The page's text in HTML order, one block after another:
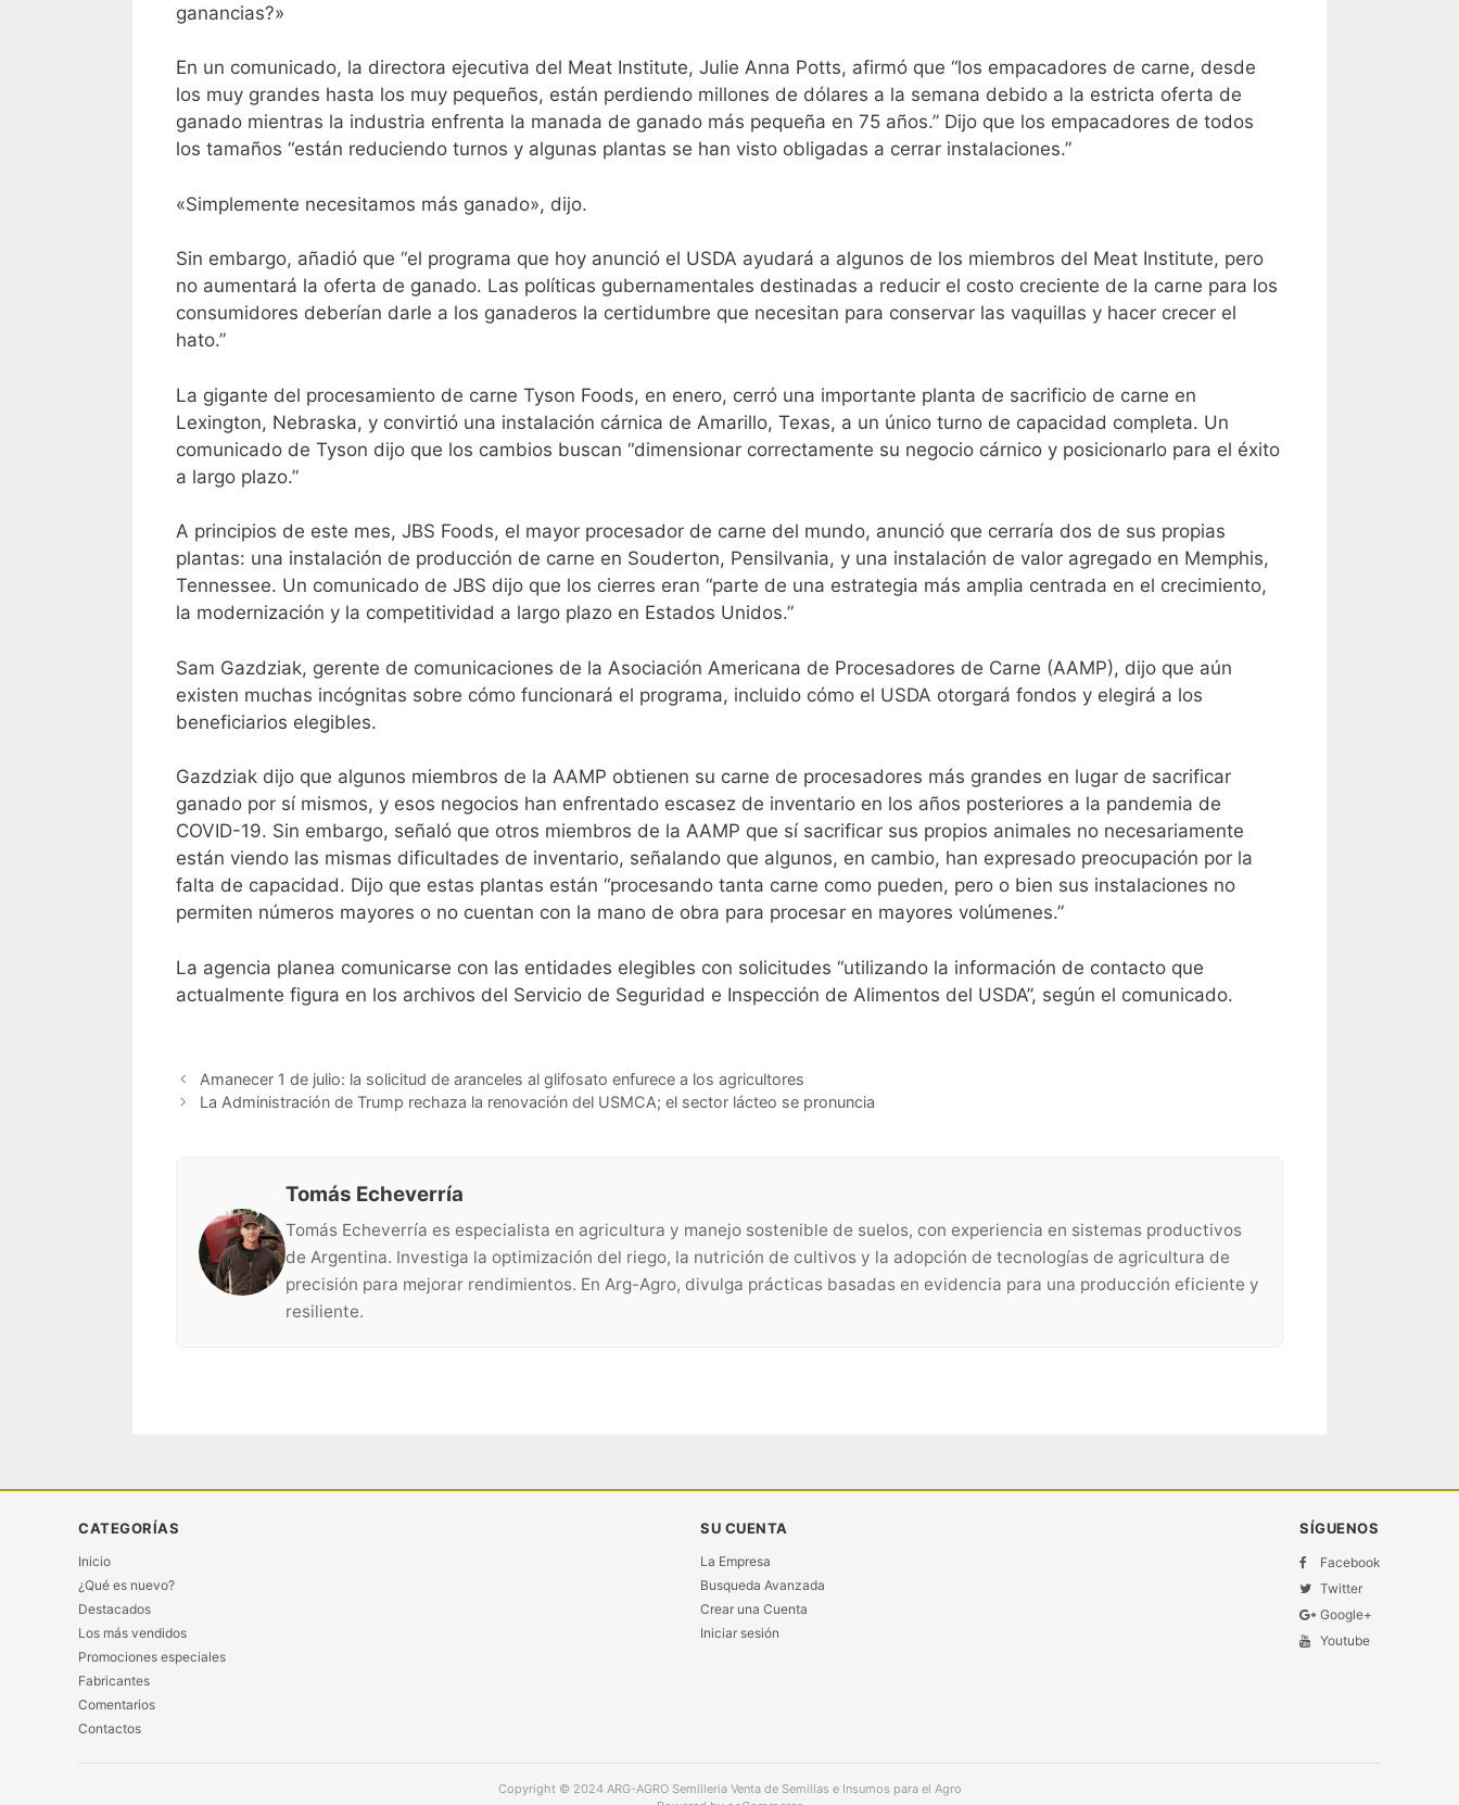
ganancias?»
En un comunicado, la directora ejecutiva del Meat Institute, Julie Anna Potts, afirmó que “los empacadores de carne, desde
los muy grandes hasta los muy pequeños, están perdiendo millones de dólares a la semana debido a la estricta oferta de
ganado mientras la industria enfrenta la manada de ganado más pequeña en 75 años.” Dijo que los empacadores de todos
los tamaños “están reduciendo turnos y algunas plantas se han visto obligadas a cerrar instalaciones.”
«Simplemente necesitamos más ganado», dijo.
Sin embargo, añadió que “el programa que hoy anunció el USDA ayudará a algunos de los miembros del Meat Institute, pero
no aumentará la oferta de ganado. Las políticas gubernamentales destinadas a reducir el costo creciente de la carne para los
consumidores deberían darle a los ganaderos la certidumbre que necesitan para conservar las vaquillas y hacer crecer el
hato.”
La gigante del procesamiento de carne Tyson Foods, en enero, cerró una importante planta de sacrificio de carne en
Lexington, Nebraska, y convirtió una instalación cárnica de Amarillo, Texas, a un único turno de capacidad completa. Un
comunicado de Tyson dijo que los cambios buscan “dimensionar correctamente su negocio cárnico y posicionarlo para el éxito
a largo plazo.”
A principios de este mes, JBS Foods, el mayor procesador de carne del mundo, anunció que cerraría dos de sus propias
plantas: una instalación de producción de carne en Souderton, Pensilvania, y una instalación de valor agregado en Memphis,
Tennessee. Un comunicado de JBS dijo que los cierres eran “parte de una estrategia más amplia centrada en el crecimiento,
la modernización y la competitividad a largo plazo en Estados Unidos.”
Sam Gazdziak, gerente de comunicaciones de la Asociación Americana de Procesadores de Carne (AAMP), dijo que aún
existen muchas incógnitas sobre cómo funcionará el programa, incluido cómo el USDA otorgará fondos y elegirá a los
beneficiarios elegibles.
Gazdziak dijo que algunos miembros de la AAMP obtienen su carne de procesadores más grandes en lugar de sacrificar
ganado por sí mismos, y esos negocios han enfrentado escasez de inventario en los años posteriores a la pandemia de
COVID-19. Sin embargo, señaló que otros miembros de la AAMP que sí sacrificar sus propios animales no necesariamente
están viendo las mismas dificultades de inventario, señalando que algunos, en cambio, han expresado preocupación por la
falta de capacidad. Dijo que estas plantas están “procesando tanta carne como pueden, pero o bien sus instalaciones no
permiten números mayores o no cuentan con la mano de obra para procesar en mayores volúmenes.”
La agencia planea comunicarse con las entidades elegibles con solicitudes “utilizando la información de contacto que
actualmente figura en los archivos del Servicio de Seguridad e Inspección de Alimentos del USDA”, según el comunicado.
Amanecer 1 de julio: la solicitud de aranceles al glifosato enfurece a los agricultores
La Administración de Trump rechaza la renovación del USMCA; el sector lácteo se pronuncia
Tomás Echeverría
Tomás Echeverría es especialista en agricultura y manejo sostenible de suelos, con experiencia en sistemas productivos
de Argentina. Investiga la optimización del riego, la nutrición de cultivos y la adopción de tecnologías de agricultura de
precisión para mejorar rendimientos. En Arg-Agro, divulga prácticas basadas en evidencia para una producción eficiente y
resiliente.
CATEGORÍAS
Inicio
¿Qué es nuevo?
Destacados
Los más vendidos
Promociones especiales
Fabricantes
Comentarios
Contactos
SU CUENTA
La Empresa
Busqueda Avanzada
Crear una Cuenta
Iniciar sesión
SÍGUENOS
Facebook
Twitter
Google+
Youtube
Copyright © 2024 ARG-AGRO Semilleria Venta de Semillas e Insumos para el Agro